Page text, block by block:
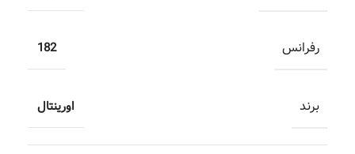
رفرانس 182
برند اورینتال